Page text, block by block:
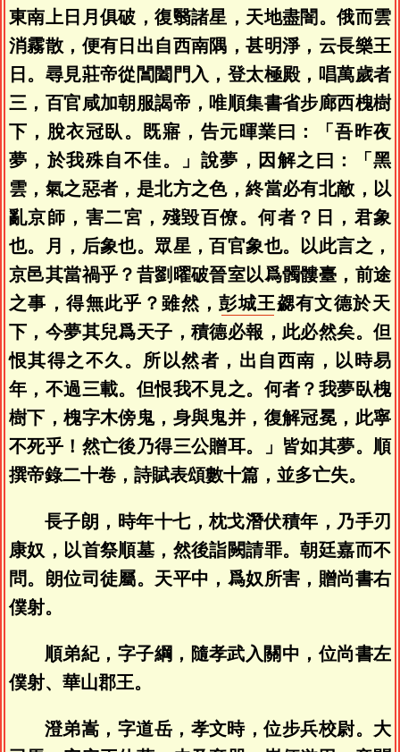
東南上日月俱破，復翳諸星，天地盡闇。俄而雲
消霧散，便有日出自西南隅，甚明淨，云長樂王
日。尋見莊帝從閶闔門入，登太極殿，唱萬歲者
三，百官咸加朝服謁帝，唯順集書省步廊西槐樹
下，脫衣冠臥。既寤，告元暉業曰：「吾昨夜
夢，於我殊自不佳。」說夢，因解之曰：「黑
雲，氣之惡者，是北方之色，終當必有北敵，以
亂京師，害二宮，殘毀百僚。何者？日，君象
也。月，后象也。眾星，百官象也。以此言之，
京邑其當禍乎？昔劉曜破晉室以爲髑髏臺，前途
之事，得無此乎？雖然，彭城王勰有文德於天
下，今夢其兒爲天子，積德必報，此必然矣。但
恨其得之不久。所以然者，出自西南，以時易
年，不過三載。但恨我不見之。何者？我夢臥槐
樹下，槐字木傍鬼，身與鬼并，復解冠冕，此寧
不死乎！然亡後乃得三公贈耳。」皆如其夢。順
撰帝錄二十卷，詩賦表頌數十篇，並多亡失。
長子朗，時年十七，枕戈潛伏積年，乃手刃
康奴，以首祭順墓，然後詣闕請罪。朝廷嘉而不
問。朗位司徒屬。天平中，爲奴所害，贈尚書右
僕射。
順弟紀，字子綱，隨孝武入關中，位尚書左
僕射、華山郡王。
澄弟嵩，字道岳，孝文時，位步兵校尉。大